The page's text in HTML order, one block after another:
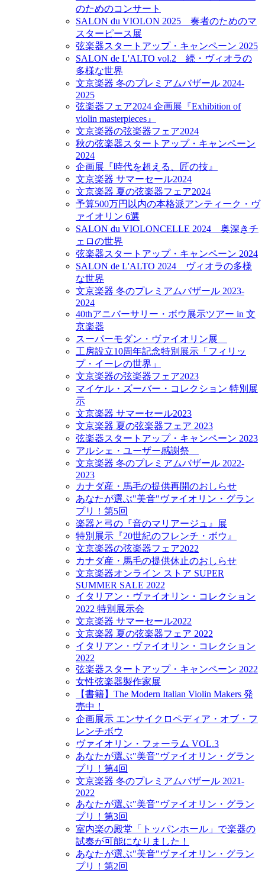
のためのコンサート
SALON du VIOLON 2025 奏者のためのマ
スターピース展
弦楽器スタートアップ・キャンペーン 2025
SALON de L'ALTO vol.2 続・ヴィオラの
多様な世界
文京楽器 冬のプレミアムバザール 2024-
2025
弦楽器フェア2024 企画展『Exhibition of
violin masterpieces』
文京楽器の弦楽器フェア2024
秋の弦楽器スタートアップ・キャンペーン
2024
企画展『時代を超える、匠の技』
文京楽器 サマーセール2024
文京楽器 夏の弦楽器フェア2024
予算500万円以内の本格派アンティーク・ヴ
ァイオリン 6選
SALON du VIOLONCELLE 2024 奥深きチ
ェロの世界
弦楽器スタートアップ・キャンペーン 2024
SALON de L'ALTO 2024 ヴィオラの多様
な世界
文京楽器 冬のプレミアムバザール 2023-
2024
40thアニバーサリー・ボウ展示ツアー in 文
京楽器
スーパーモダン・ヴァイオリン展
工房設立10周年記念特別展示「フィリッ
プ・イーレの世界」
文京楽器の弦楽器フェア2023
マイケル・ズーバー・コレクション 特別展
示
文京楽器 サマーセール2023
文京楽器 夏の弦楽器フェア 2023
弦楽器スタートアップ・キャンペーン 2023
アルシェ・ユーザー感謝祭
文京楽器 冬のプレミアムバザール 2022-
2023
カナダ産・馬毛の提供再開のおしらせ
あなたが選ぶ"美音"ヴァイオリン・グラン
プリ！第5回
楽器と弓の『音のマリアージュ』展
特別展示『20世紀のフレンチ・ボウ』
文京楽器の弦楽器フェア2022
カナダ産・馬毛の提供休止のおしらせ
文京楽器オンライン ストア SUPER
SUMMER SALE 2022
イタリアン・ヴァイオリン・コレクション
2022 特別展示会
文京楽器 サマーセール2022
文京楽器 夏の弦楽器フェア 2022
イタリアン・ヴァイオリン・コレクション
2022
弦楽器スタートアップ・キャンペーン 2022
女性弦楽器製作家展
【書籍】The Modern Italian Violin Makers 発
売中！
企画展示 エンサイクロペディア・オブ・フ
レンチボウ
ヴァイオリン・フォーラム VOL.3
あなたが選ぶ"美音"ヴァイオリン・グラン
プリ！第4回
文京楽器 冬のプレミアムバザール 2021-
2022
あなたが選ぶ"美音"ヴァイオリン・グラン
プリ！第3回
室内楽の殿堂「トッパンホール」で楽器の
試奏が可能になりました！
あなたが選ぶ"美音"ヴァイオリン・グラン
プリ！第2回